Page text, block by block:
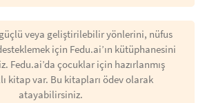
veya geliştirilebilir yönlerini, nüfus
için Fedu.ai’ın kütüphanesini
Fedu.ai’da çocuklar için hazırlanmış
kitap var. Bu kitapları ödev olarak
atayabilirsiniz.